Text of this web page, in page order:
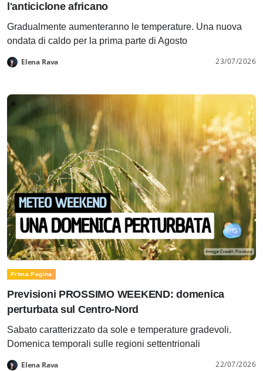
l'anticiclone africano
Gradualmente aumenteranno le temperature. Una nuova
ondata di caldo per la prima parte di Agosto
Elena Rava 23/07/2026
Prima Pagina
Previsioni PROSSIMO WEEKEND: domenica
perturbata sul Centro-Nord
Sabato caratterizzato da sole e temperature gradevoli.
Domenica temporali sulle regioni settentrionali
Elena Rava 22/07/2026